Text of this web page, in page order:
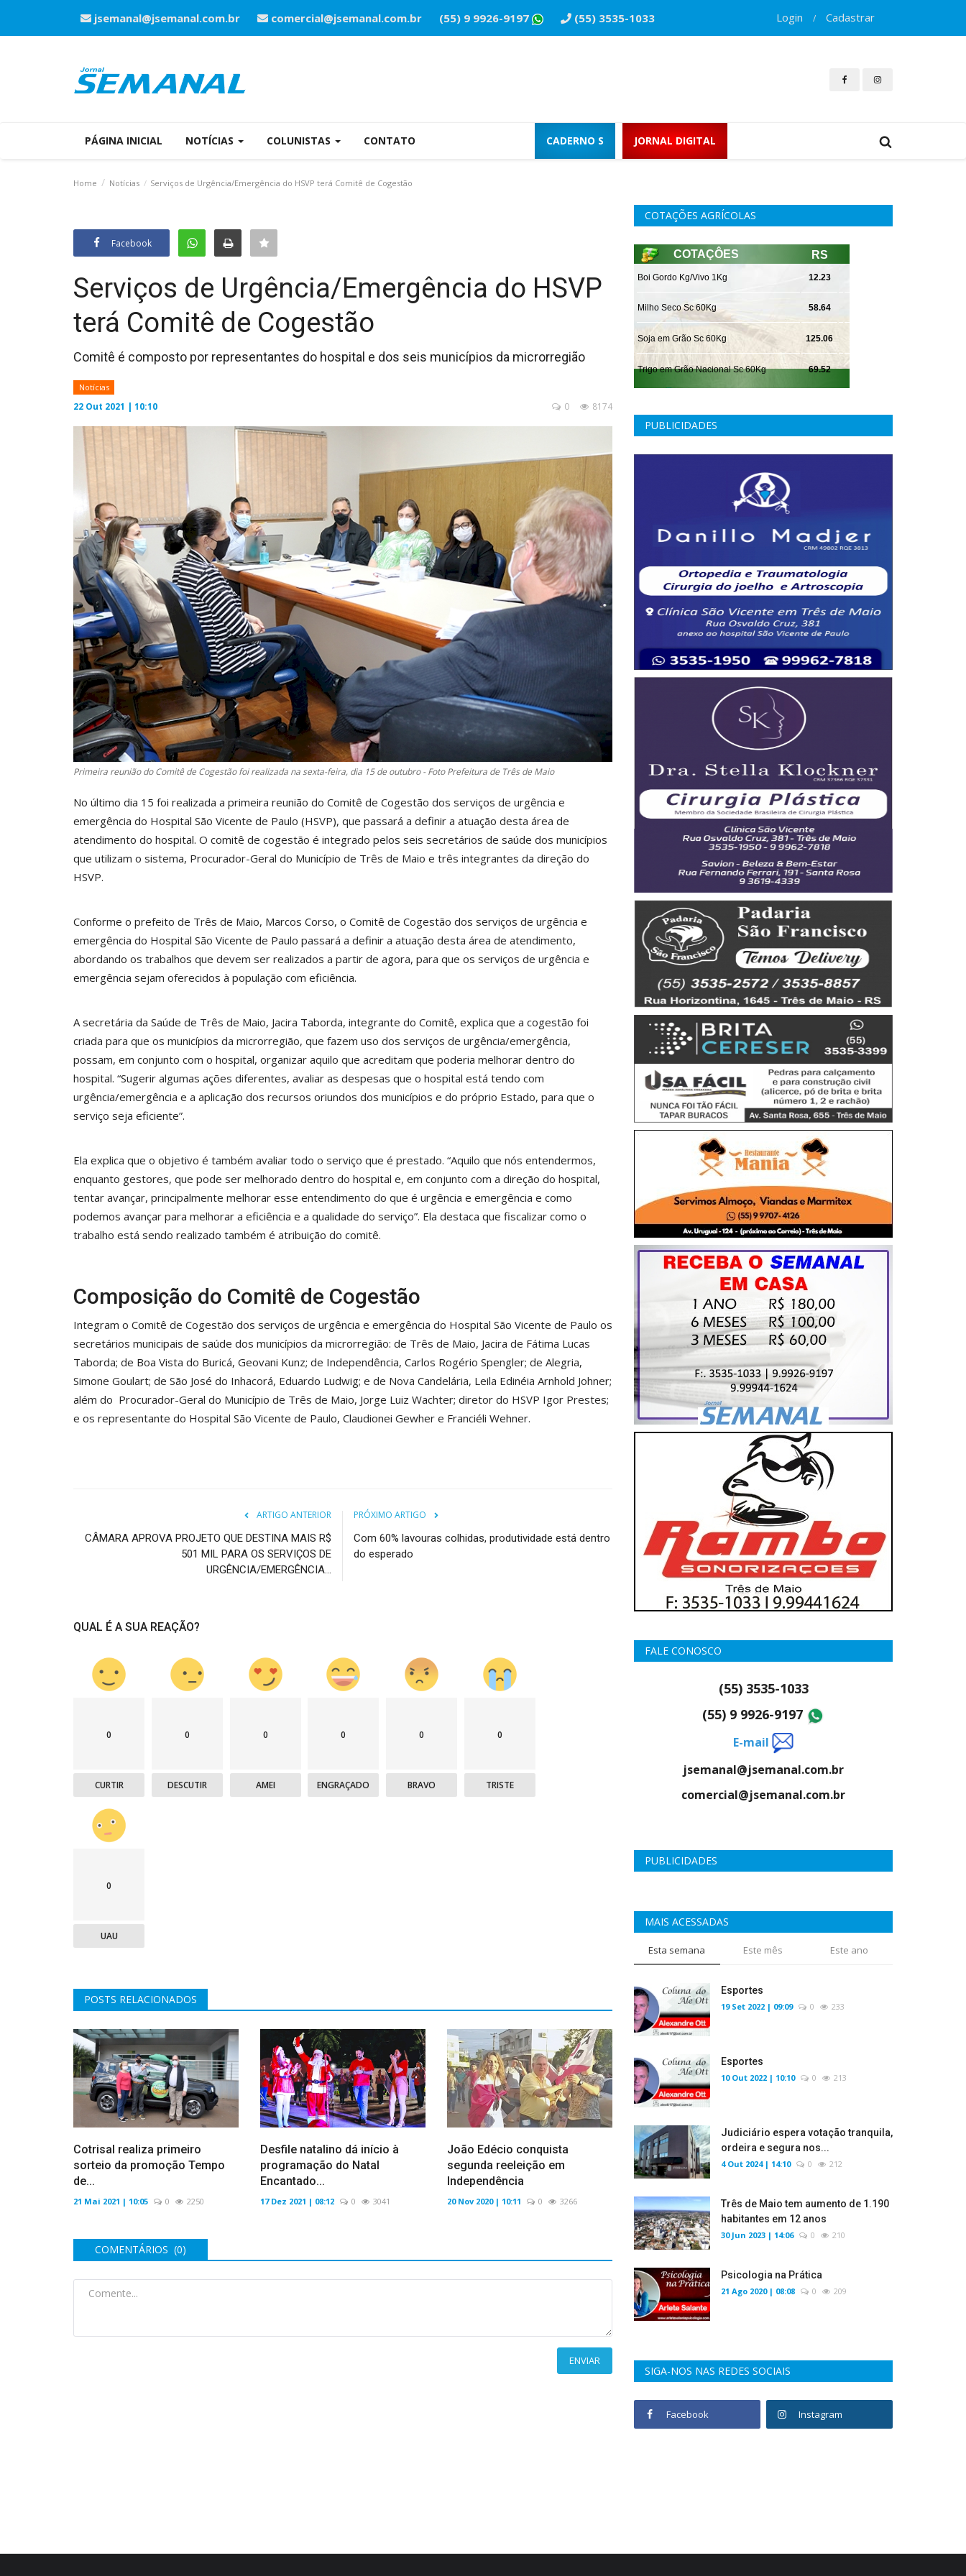
jsemanal@jsemanal.com.br comercial@jsemanal.com.br (55) 9 9926-9197 (55) 3535-1033 Login / Cadastrar
PÁGINA INICIAL NOTÍCIAS COLUNISTAS CONTATO CADERNO S JORNAL DIGITAL
Home Notícias Serviços de Urgência/Emergência do HSVP terá Comitê de Cogestão
Facebook
Serviços de Urgência/Emergência do HSVP
terá Comitê de Cogestão
Comitê é composto por representantes do hospital e dos seis municípios da microrregião
Notícias
22 Out 2021 | 10:10 8174
0
Primeira reunião do Comitê de Cogestão foi realizada na sexta-feira, dia 15 de outubro - Foto Prefeitura de Três de Maio
No último dia 15 foi realizada a primeira reunião do Comitê de Cogestão dos serviços de urgência e
emergência do Hospital São Vicente de Paulo (HSVP), que passará a definir a atuação desta área de
atendimento do hospital. O comitê de cogestão é integrado pelos seis secretários de saúde dos municípios
que utilizam o sistema, Procurador-Geral do Município de Três de Maio e três integrantes da direção do
HSVP.
Conforme o prefeito de Três de Maio, Marcos Corso, o Comitê de Cogestão dos serviços de urgência e
emergência do Hospital São Vicente de Paulo passará a definir a atuação desta área de atendimento,
abordando os trabalhos que devem ser realizados a partir de agora, para que os serviços de urgência e
emergência sejam oferecidos à população com eficiência.
A secretária da Saúde de Três de Maio, Jacira Taborda, integrante do Comitê, explica que a cogestão foi
criada para que os municípios da microrregião, que fazem uso dos serviços de urgência/emergência,
possam, em conjunto com o hospital, organizar aquilo que acreditam que poderia melhorar dentro do
hospital. “Sugerir algumas ações diferentes, avaliar as despesas que o hospital está tendo com
urgência/emergência e a aplicação dos recursos oriundos dos municípios e do próprio Estado, para que o
serviço seja eficiente”.
Ela explica que o objetivo é também avaliar todo o serviço que é prestado. “Aquilo que nós entendermos,
enquanto gestores, que pode ser melhorado dentro do hospital e, em conjunto com a direção do hospital,
tentar avançar, principalmente melhorar esse entendimento do que é urgência e emergência e como
podemos avançar para melhorar a eficiência e a qualidade do serviço”. Ela destaca que fiscalizar como o
trabalho está sendo realizado também é atribuição do comitê.
Composição do Comitê de Cogestão
Integram o Comitê de Cogestão dos serviços de urgência e emergência do Hospital São Vicente de Paulo os
secretários municipais de saúde dos municípios da microrregião: de Três de Maio, Jacira de Fátima Lucas
Taborda; de Boa Vista do Buricá, Geovani Kunz; de Independência, Carlos Rogério Spengler; de Alegria,
Simone Goulart; de São José do Inhacorá, Eduardo Ludwig; e de Nova Candelária, Leila Edinéia Arnhold Johner;
além do Procurador-Geral do Município de Três de Maio, Jorge Luiz Wachter; diretor do HSVP Igor Prestes;
e os representante do Hospital São Vicente de Paulo, Claudionei Gewher e Franciéli Wehner.
ARTIGO ANTERIOR
CÂMARA APROVA PROJETO QUE DESTINA MAIS R$
501 MIL PARA OS SERVIÇOS DE
URGÊNCIA/EMERGÊNCIA...
PRÓXIMO ARTIGO
Com 60% lavouras colhidas, produtividade está dentro
do esperado
QUAL É A SUA REAÇÃO?
0
CURTIR
0
DESCUTIR
0
AMEI
0
ENGRAÇADO
0
BRAVO
0
TRISTE
0
UAU
POSTS RELACIONADOS
Cotrisal realiza primeiro
sorteio da promoção Tempo
de...
21 Mai 2021 | 10:05 0 2250
Desfile natalino dá início à
programação do Natal
Encantado...
17 Dez 2021 | 08:12 0 3041
João Edécio conquista
segunda reeleição em
Independência
20 Nov 2020 | 10:11 0 3266
COMENTÁRIOS (0)
ENVIAR
COTAÇÕES AGRÍCOLAS
PUBLICIDADES
FALE CONOSCO
(55) 3535-1033
(55) 9 9926-9197
E-mail
jsemanal@jsemanal.com.br
comercial@jsemanal.com.br
PUBLICIDADES
MAIS ACESSADAS
Esta semana Este mês Este ano
Esportes
19 Set 2022 | 09:09 0 233
Esportes
10 Out 2022 | 10:10 0 213
Judiciário espera votação tranquila,
ordeira e segura nos...
4 Out 2024 | 14:10 0 212
Três de Maio tem aumento de 1.190
habitantes em 12 anos
30 Jun 2023 | 14:06 0 210
Psicologia na Prática
21 Ago 2020 | 08:08 0 209
SIGA-NOS NAS REDES SOCIAIS
Facebook Instagram